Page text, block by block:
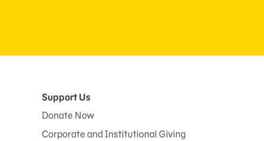
Support Us
Donate Now
Corporate and Institutional Giving